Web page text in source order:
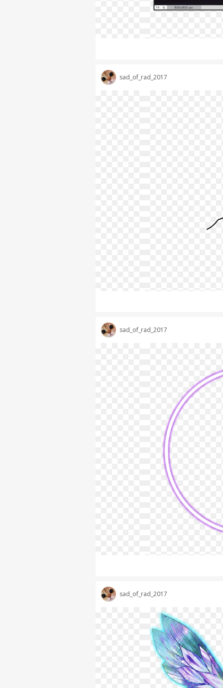
sad_of_rad_2017
sad_of_rad_2017
sad_of_rad_2017